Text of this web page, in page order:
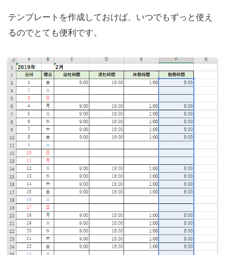
テンプレートを作成しておけば、いつでもずっと使え
るのでとても便利です。